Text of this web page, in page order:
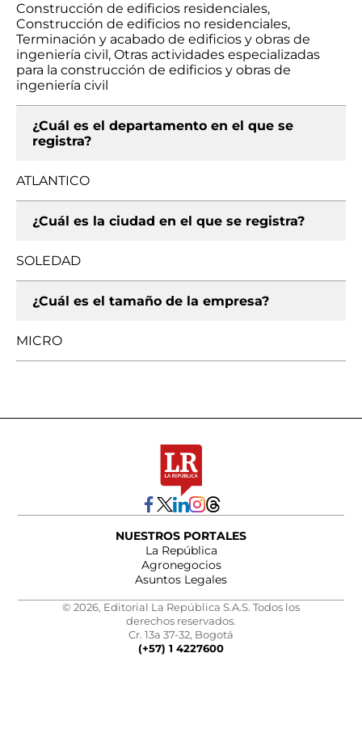
Construcción de edificios residenciales,
Construcción de edificios no residenciales,
Terminación y acabado de edificios y obras de
ingeniería civil, Otras actividades especializadas
para la construcción de edificios y obras de
ingeniería civil
¿Cuál es el departamento en el que se
registra?
ATLANTICO
¿Cuál es la ciudad en el que se registra?
SOLEDAD
¿Cuál es el tamaño de la empresa?
MICRO
NUESTROS PORTALES
La República
Agronegocios
Asuntos Legales
© 2026, Editorial La República S.A.S. Todos los
derechos reservados.
Cr. 13a 37-32, Bogotá
(+57) 1 4227600